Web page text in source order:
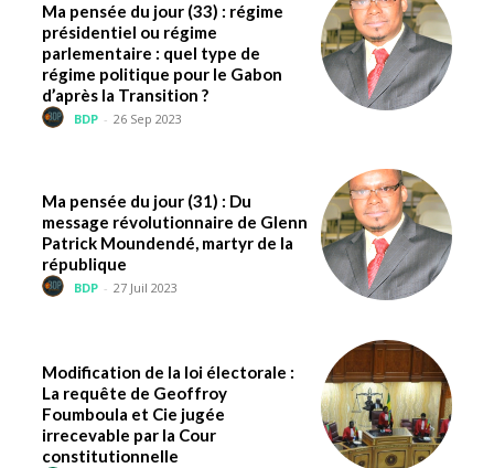
Ma pensée du jour (33) : régime
présidentiel ou régime
parlementaire : quel type de
régime politique pour le Gabon
d’après la Transition ?
BDP - 26 Sep 2023
Ma pensée du jour (31) : Du
message révolutionnaire de Glenn
Patrick Moundendé, martyr de la
république
BDP - 27 Juil 2023
Modification de la loi électorale :
La requête de Geoffroy
Foumboula et Cie jugée
irrecevable par la Cour
constitutionnelle